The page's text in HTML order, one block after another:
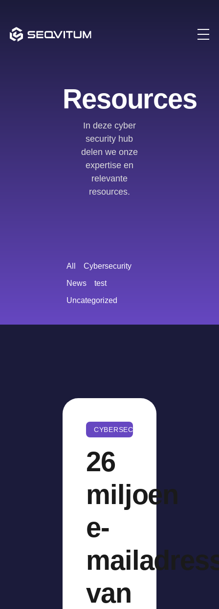
Resources
In deze cyber
security hub
delen we onze
expertise en
relevante
resources.
Cybersecurity
News test
Uncategorized
All
CYBERSECURITY
26
miljoen
e-
van